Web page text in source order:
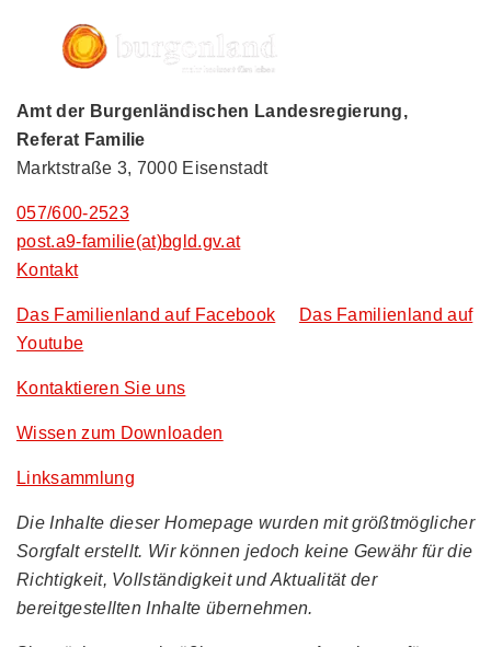
Amt der Burgenländischen Landesregierung,
Referat Familie
Marktstraße 3, 7000 Eisenstadt
057/600-2523
post.a9-familie(at)bgld.gv.at
Kontakt
Das Familienland auf Facebook
Das Familienland auf
Youtube
Kontaktieren Sie uns
Wissen zum Downloaden
Linksammlung
Die Inhalte dieser Homepage wurden mit größtmöglicher
Sorgfalt erstellt. Wir können jedoch keine Gewähr für die
Richtigkeit, Vollständigkeit und Aktualität der
bereitgestellten Inhalte übernehmen.